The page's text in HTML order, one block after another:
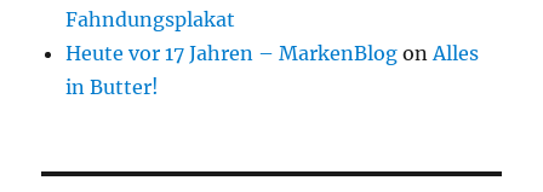
Fahndungsplakat
Heute vor 17 Jahren – MarkenBlog onAlles
in Butter!